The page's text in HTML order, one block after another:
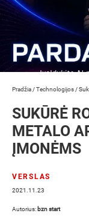
Pradžia /Technologijos /
SUKŪRĖ
METALO
ĮMONĖMS
VERSLAS
2021.11.23
Autorius: bzn start